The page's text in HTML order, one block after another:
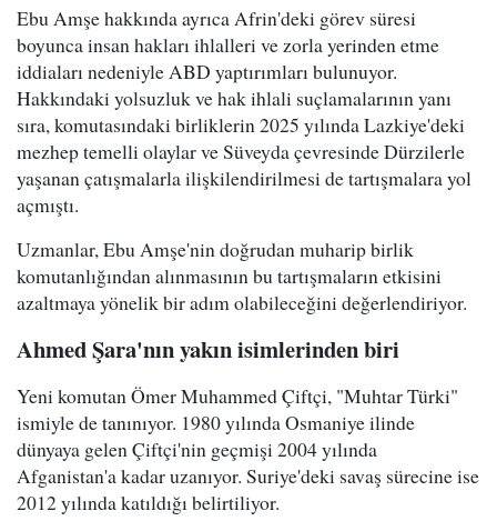
Ebu Amşe hakkında ayrıca Afrin'deki görev süresi
boyunca insan hakları ihlalleri ve zorla yerinden etme
iddiaları nedeniyle ABD yaptırımları bulunuyor.
Hakkındaki yolsuzluk ve hak ihlali suçlamalarının yanı
sıra, komutasındaki birliklerin 2025 yılında Lazkiye'deki
mezhep temelli olaylar ve Süveyda çevresinde Dürzilerle
yaşanan çatışmalarla ilişkilendirilmesi de tartışmalara yol
açmıştı.
Uzmanlar, Ebu Amşe'nin doğrudan muharip birlik
komutanlığından alınmasının bu tartışmaların etkisini
azaltmaya yönelik bir adım olabileceğini değerlendiriyor.
Ahmed Şara'nın yakın isimlerinden biri
Yeni komutan Ömer Muhammed Çiftçi, "Muhtar Türki"
ismiyle de tanınıyor. 1980 yılında Osmaniye ilinde
dünyaya gelen Çiftçi'nin geçmişi 2004 yılında
Afganistan'a kadar uzanıyor. Suriye'deki savaş sürecine ise
2012 yılında katıldığı belirtiliyor.